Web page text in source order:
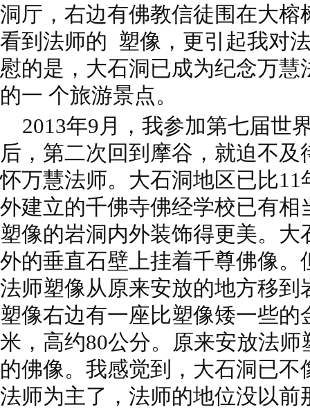
洞厅，右边有佛教信徒围在大榕
看到法师的 塑像，更引起我对
慰的是，大石洞已成为纪念万
的一 个旅游景点。
2013年9月，我参加第七届世
后，第二次回到摩谷，就迫不
怀万慧法师。大石洞地区已比
外建立的千佛寺佛经学校已有相
塑像的岩洞内外装饰得更美。大
外的垂直石壁上挂着千尊佛像。
法师塑像从原来安放的地方移到
塑像右边有一座比塑像矮一些的
米，高约80公分。原来安放法
的佛像。我感觉到，大石洞已
法师为主了，法师的地位没以前